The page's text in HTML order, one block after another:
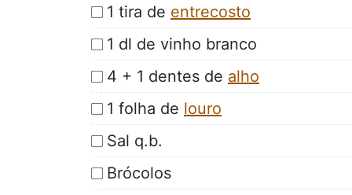
1 tira de entrecosto
1 dl de vinho branco
4 + 1 dentes de alho
1 folha de louro
Sal q.b.
Brócolos